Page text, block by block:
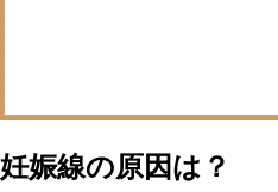
妊娠線の原因は？